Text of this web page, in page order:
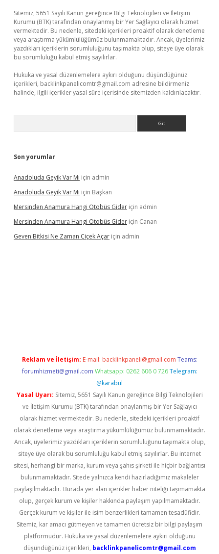
Sitemiz, 5651 Sayılı Kanun gereğince Bilgi Teknolojileri ve İletişim
Kurumu (BTK) tarafından onaylanmış bir Yer Sağlayıcı olarak hizmet
vermektedir. Bu nedenle, sitedeki içerikleri proaktif olarak denetleme
veya araştırma yükümlülüğümüz bulunmamaktadır. Ancak, üyelerimiz
yazdıkları içeriklerin sorumluluğunu taşımakta olup, siteye üye olarak
bu sorumluluğu kabul etmiş sayılırlar.
Hukuka ve yasal düzenlemelere aykırı olduğunu düşündüğünüz
içerikleri, backlinkpanelicomtr@gmail.com adresine bildirmeniz
halinde, ilgili içerikler yasal süre içerisinde sitemizden kaldırılacaktır.
Son yorumlar
Anadoluda Geyik Var Mı için admin
Anadoluda Geyik Var Mı için Başkan
Mersinden Anamura Hangi Otobüs Gider için admin
Mersinden Anamura Hangi Otobüs Gider için Canan
Geven Bitkisi Ne Zaman Çiçek Açar için admin
Reklam ve İletişim: E-mail: backlinkpaneli@gmail.com Teams:
forumhizmeti@gmail.com Whatsapp: 0262 606 0 726 Telegram:
@karabul
Yasal Uyarı: Sitemiz, 5651 Sayılı Kanun gereğince Bilgi Teknolojileri
ve İletişim Kurumu (BTK) tarafından onaylanmış bir Yer Sağlayıcı
olarak hizmet vermektedir. Bu nedenle, sitedeki içerikleri proaktif
olarak denetleme veya araştırma yükümlülüğümüz bulunmamaktadır.
Ancak, üyelerimiz yazdıkları içeriklerin sorumluluğunu taşımakta olup,
siteye üye olarak bu sorumluluğu kabul etmiş sayılırlar. Bu internet
sitesi, herhangi bir marka, kurum veya şahıs şirketi ile hiçbir bağlantısı
bulunmamaktadır. Sitede yalnızca kendi hazırladığımız makaleler
paylaşılmaktadır. Burada yer alan içerikler haber niteliği taşımamakta
olup, gerçek kurum ve kişiler hakkında paylaşım yapılmamaktadır.
Gerçek kurum ve kişiler ile isim benzerlikleri tamamen tesadüfidir.
Sitemiz, kar amacı gütmeyen ve tamamen ücretsiz bir bilgi paylaşım
platformudur. Hukuka ve yasal düzenlemelere aykırı olduğunu
düşündüğünüz içerikleri, backlinkpanelicomtr@gmail.com